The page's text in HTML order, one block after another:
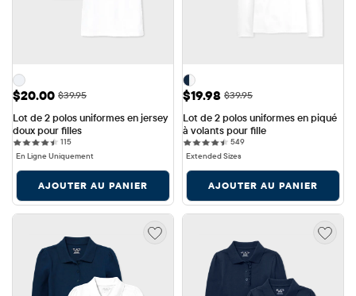
Prix ​​de vente: $20.00
$20.00 Prix ​​d'origine: $39.95
$39.95
Lot de 2 polos uniformes en jersey
doux pour filles
115115 reviews
En Ligne Uniquement
AJOUTER AU PANIER
Prix ​​de vente: $19.98
$19.98 Prix ​​d'origine: $39.95
$39.95
Lot de 2 polos uniformes en piqué
à volants pour fille
549549 reviews
Extended Sizes
AJOUTER AU PANIER